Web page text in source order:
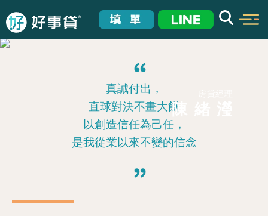
真誠付出，
直球對決不畫大餅
以創造信任為己任，
是我從業以來不變的信念
陳 緒 瀅